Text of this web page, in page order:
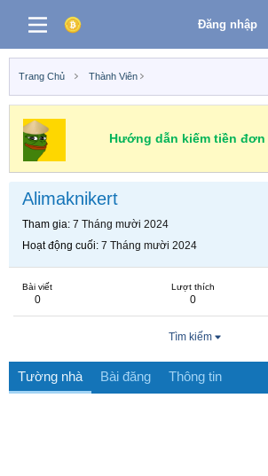
Đăng nhập
Trang Chủ Thành Viên
Hướng dẫn kiếm tiền
Alimaknikert
Tham gia 7 Tháng mười 2024
Hoạt động cuối 7 Tháng mười 2024
Bài viết
0
Lượt thích
0
Tìm kiếm
Tường nhà Bài đăng Thông tin